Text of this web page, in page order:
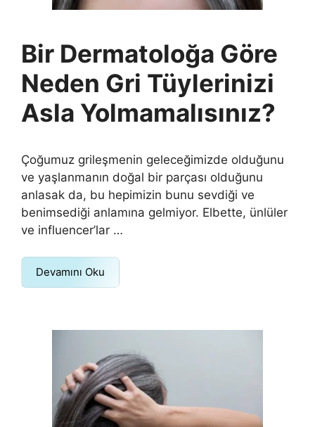
Bir Dermatoloğa Göre
Neden Gri Tüylerinizi
Asla Yolmamalısınız?
Çoğumuz grileşmenin geleceğimizde olduğunu
ve yaşlanmanın doğal bir parçası olduğunu
anlasak da, bu hepimizin bunu sevdiği ve
benimsediği anlamına gelmiyor. Elbette, ünlüler
ve influencer’lar …
Devamını Oku